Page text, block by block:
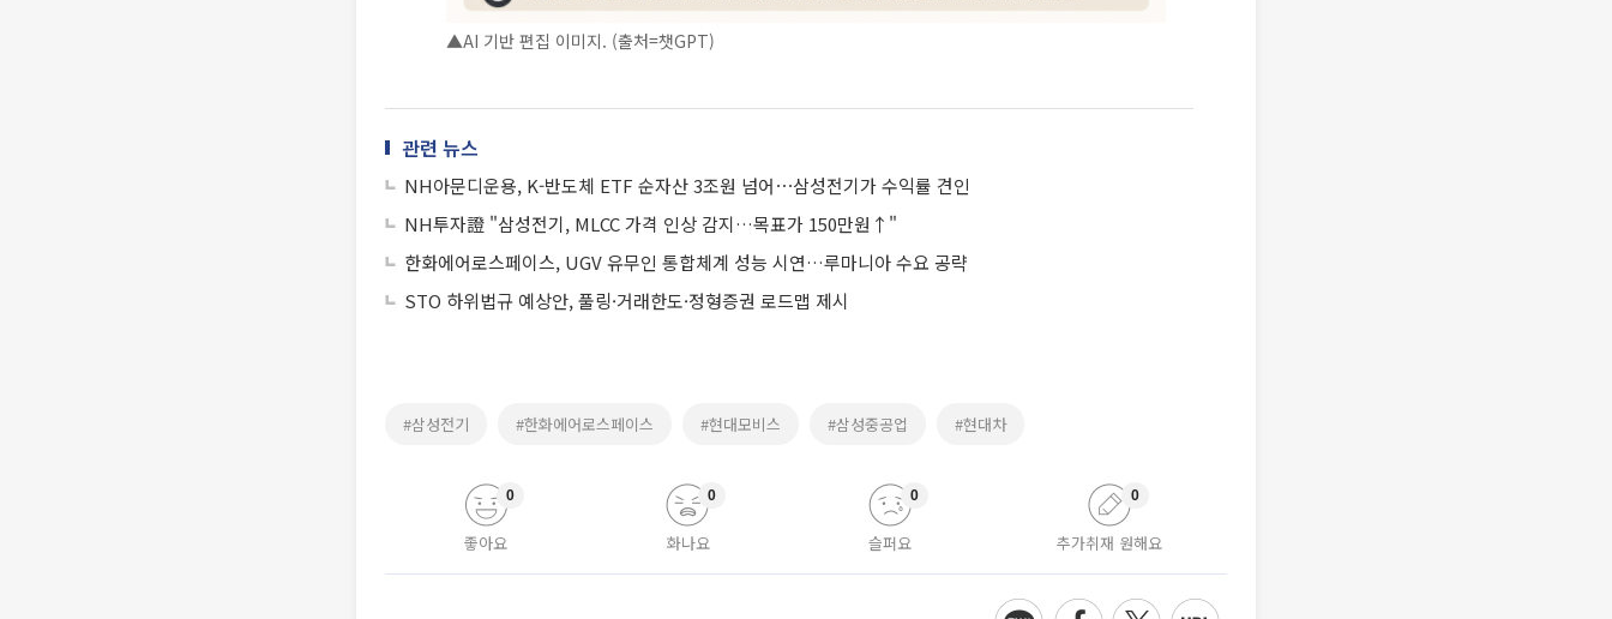
▲AI 기반 편집 이미지. (출처=챗GPT)
관련 뉴스
NH아문디운용, K-반도체 ETF 순자산 3조원 넘어⋯삼성전기가 수익률 견인
NH투자證 "삼성전기, MLCC 가격 인상 감지…목표가 150만원↑"
한화에어로스페이스, UGV 유무인 통합체계 성능 시연…루마니아 수요 공략
STO 하위법규 예상안, 풀링·거래한도·정형증권 로드맵 제시
#삼성전기 #한화에어로스페이스 #현대모비스 #삼성중공업 #현대차
좋아요
0
화나요
0
슬퍼요
0
추가취재 원해요
0